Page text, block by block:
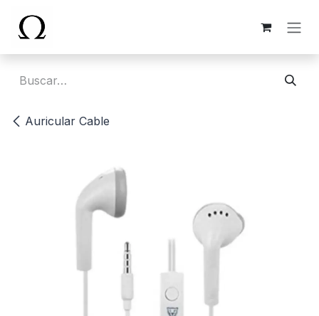
Auricular Cable